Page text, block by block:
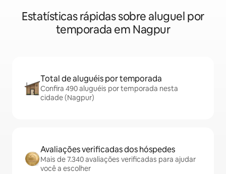
Estatísticas rápidas sobre aluguel por
temporada em Nagpur
Total de aluguéis por temporada
Confira 490 aluguéis por temporada nesta
cidade (Nagpur)
Avaliações verificadas dos hóspedes
Mais de 7.340 avaliações verificadas para ajudar
você a escolher